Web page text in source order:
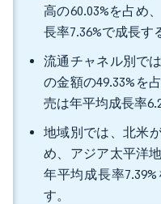
高の60.03%を占め
長率7.36%で成長す
流通チャネル別で
の金額の49.33%を
売は年平均成長率
地域別では、北米
め、アジア太平洋
年平均成長率
す。